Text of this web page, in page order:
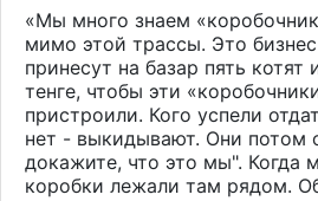
«Мы много знаем
мимо этой трассы. Это
принесут на базар пять котят
тенге, чтобы эти
пристроили. Кого успели
нет - выкидывают. Они потом
докажите, что это мы". Когда
коробки лежали там рядом.